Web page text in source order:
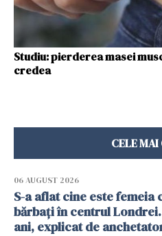
Studiu: pierderea masei
credea
CELE
06 AUGUST 2026
S-a aflat cine este femeia
bărbați în centrul
ani, explicat de